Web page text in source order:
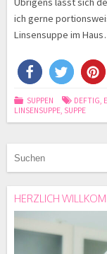
ich gerne
Linsensuppe im
SUPPEN DEFTIG,
LINSENSUPPE, SUPPE
HERZLICH